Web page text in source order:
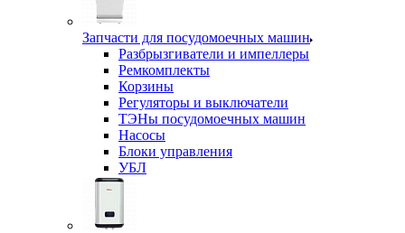
Запчасти для посудомоечных машин
Разбрызгиватели и импеллеры
Ремкомплекты
Корзины
Регуляторы и выключатели
ТЭНы посудомоечных машин
Насосы
Блоки управления
УБЛ